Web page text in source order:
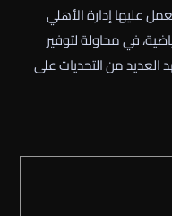
عليها إدارة الأهلي
في محاولة لتوفير
العديد من التحديات على